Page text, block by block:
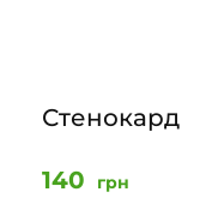
Стенокард
140 грн